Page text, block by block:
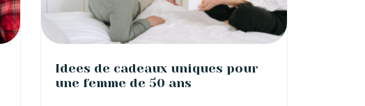
Idees de cadeaux uniques pour
une femme de 50 ans